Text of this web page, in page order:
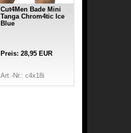
Cut4Men Bade Mini
Tanga Chrom4tic Ice
Blue
Preis: 28,95 EUR
Art.-Nr.: c4x18i